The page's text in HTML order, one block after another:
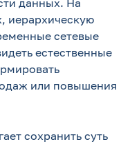
данных. На
иерархическую
сетевые
естественные
или повышения
сохранить суть